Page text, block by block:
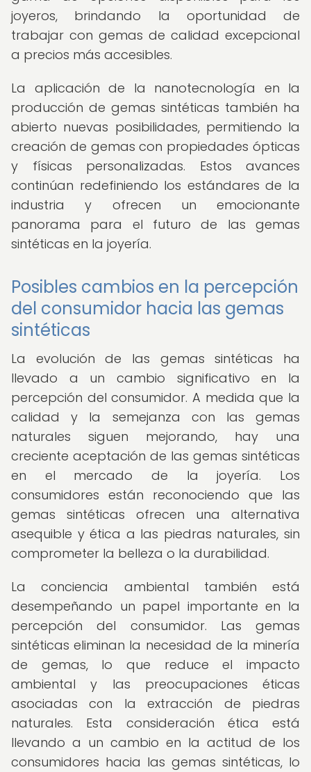
joyeros, brindando la oportunidad de
trabajar con gemas de calidad excepcional
a precios más accesibles.
La aplicación de la nanotecnología en la
producción de gemas sintéticas también ha
abierto nuevas posibilidades, permitiendo la
creación de gemas con propiedades ópticas
y físicas personalizadas. Estos avances
continúan redefiniendo los estándares de la
industria y ofrecen un emocionante
panorama para el futuro de las gemas
sintéticas en la joyería.
Posibles cambios en la percepción
del consumidor hacia las gemas
sintéticas
La evolución de las gemas sintéticas ha
llevado a un cambio significativo en la
percepción del consumidor. A medida que la
calidad y la semejanza con las gemas
naturales siguen mejorando, hay una
creciente aceptación de las gemas sintéticas
en el mercado de la joyería. Los
consumidores están reconociendo que las
gemas sintéticas ofrecen una alternativa
asequible y ética a las piedras naturales, sin
comprometer la belleza o la durabilidad.
La conciencia ambiental también está
desempeñando un papel importante en la
percepción del consumidor. Las gemas
sintéticas eliminan la necesidad de la minería
de gemas, lo que reduce el impacto
ambiental y las preocupaciones éticas
asociadas con la extracción de piedras
naturales. Esta consideración ética está
llevando a un cambio en la actitud de los
consumidores hacia las gemas sintéticas, lo